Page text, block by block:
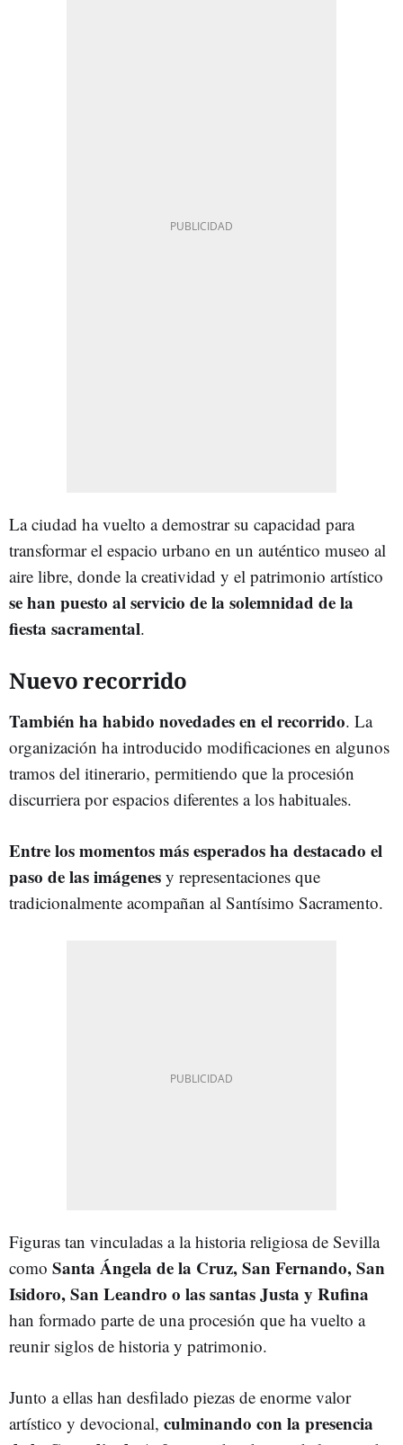
La ciudad ha vuelto a demostrar su capacidad para
transformar el espacio urbano en un auténtico museo al
aire libre, donde la creatividad y el patrimonio artístico
se han puesto al servicio de la solemnidad de la
fiesta sacramental.
Nuevo recorrido
También ha habido novedades en el recorrido. La
organización ha introducido modificaciones en algunos
tramos del itinerario, permitiendo que la procesión
discurriera por espacios diferentes a los habituales.
Entre los momentos más esperados ha destacado el
paso de las imágenes y representaciones que
tradicionalmente acompañan al Santísimo Sacramento.
Figuras tan vinculadas a la historia religiosa de Sevilla
como Santa Ángela de la Cruz, San Fernando, San
Isidoro, San Leandro o las santas Justa y Rufina
han formado parte de una procesión que ha vuelto a
reunir siglos de historia y patrimonio.
Junto a ellas han desfilado piezas de enorme valor
artístico y devocional, culminando con la presencia